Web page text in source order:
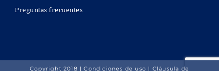
Preguntas frecuentes
Copyright 2018 |Condiciones de uso | Cláusula de